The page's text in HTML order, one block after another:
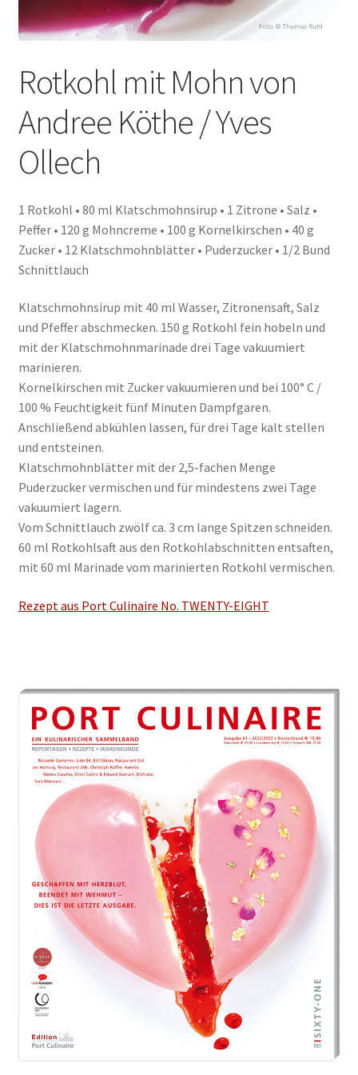
Rotkohl mit Mohn von
Andree Köthe / Yves
Ollech
1 Rotkohl • 80 ml Klatschmohnsirup • 1 Zitrone • Salz •
Peffer • 120 g Mohncreme • 100 g Kornelkirschen • 40 g
Zucker • 12 Klatschmohnblätter • Puderzucker • 1/2 Bund
Schnittlauch
Klatschmohnsirup mit 40 ml Wasser, Zitronensaft, Salz
und Pfeffer abschmecken. 150 g Rotkohl fein hobeln und
mit der Klatschmohnmarinade drei Tage vakuumiert
marinieren.
Kornelkirschen mit Zucker vakuumieren und bei 100° C /
100 % Feuchtigkeit fünf Minuten Dampfgaren.
Anschließend abkühlen lassen, für drei Tage kalt stellen
und entsteinen.
Klatschmohnblätter mit der 2,5-fachen Menge
Puderzucker vermischen und für mindestens zwei Tage
vakuumiert lagern.
Vom Schnittlauch zwölf ca. 3 cm lange Spitzen schneiden.
60 ml Rotkohlsaft aus den Rotkohlabschnitten entsaften,
mit 60 ml Marinade vom marinierten Rotkohl vermischen.
Rezept aus Port Culinaire No. TWENTY-EIGHT